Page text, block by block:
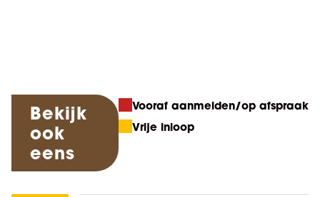
Bekijk
ook
eens
Vooraf aanmelden/op afspraak
Vrije inloop